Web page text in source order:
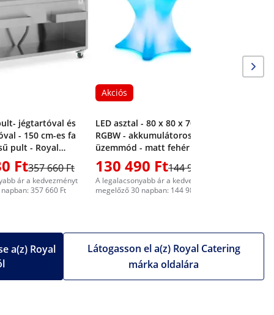
jégtartóval és
- 150 cm-es fa
pult - Royal
Ft357 660 Ft
ár a kedvezményt
357 660 Ft
Akciós
LED asztal - 80 x 80 x 70 cm -
RGBW - akkumulátoros
üzemmód - matt fehér
130 490 Ft144 989 Ft
A legalacsonyabb ár a kedvezményt
megelőző 30 napban: 144 989 Ft
Látogasson el a(z) Royal Catering
márka oldalára
a(z) Royal